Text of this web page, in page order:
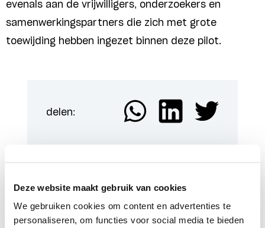
Deze website maakt gebruik van cookies
We gebruiken cookies om content en advertenties te
personaliseren, om functies voor social media te bieden
evenals aan de vrijwilligers, onderzoekers en
samenwerkingspartners die zich met grote
toewijding hebben ingezet binnen deze pilot.
delen:
Meer nieuws